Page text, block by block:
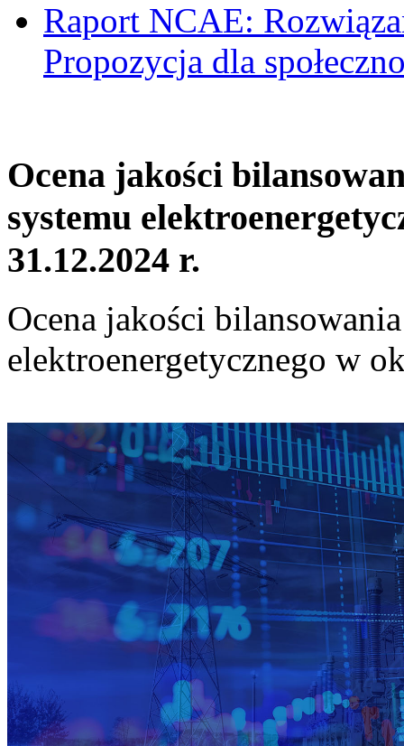
Raport NCAE:
Propozycja dla
Ocena jakości
systemu
31.12.2024 r.
Ocena jakości
elektroenergetycznego w